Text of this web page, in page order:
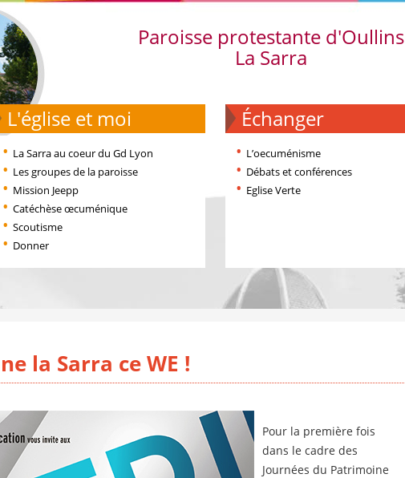
Paroisse protestante d'Oullins
La Sarra
L'église et moi
La Sarra au coeur du Gd Lyon
Les groupes de la paroisse
Mission Jeepp
Catéchèse œcuménique
Scoutisme
Donner
échanger
L’oecuménisme
Débats et conférences
Eglise Verte
la Sarra ce WE !
Pour la première fois
dans le cadre des
Journées du Patrimoine